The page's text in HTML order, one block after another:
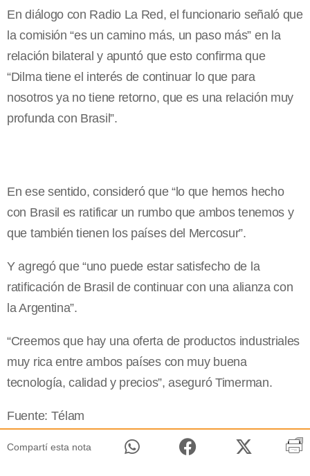
En diálogo con Radio La Red, el funcionario señaló que
la comisión “es un camino más, un paso más” en la
relación bilateral y apuntó que esto confirma que
“Dilma tiene el interés de continuar lo que para
nosotros ya no tiene retorno, que es una relación muy
profunda con Brasil”.
En ese sentido, consideró que “lo que hemos hecho
con Brasil es ratificar un rumbo que ambos tenemos y
que también tienen los países del Mercosur”.
Y agregó que “uno puede estar satisfecho de la
ratificación de Brasil de continuar con una alianza con
la Argentina”.
“Creemos que hay una oferta de productos industriales
muy rica entre ambos países con muy buena
tecnología, calidad y precios”, aseguró Timerman.
Fuente: Télam
Compartí esta nota